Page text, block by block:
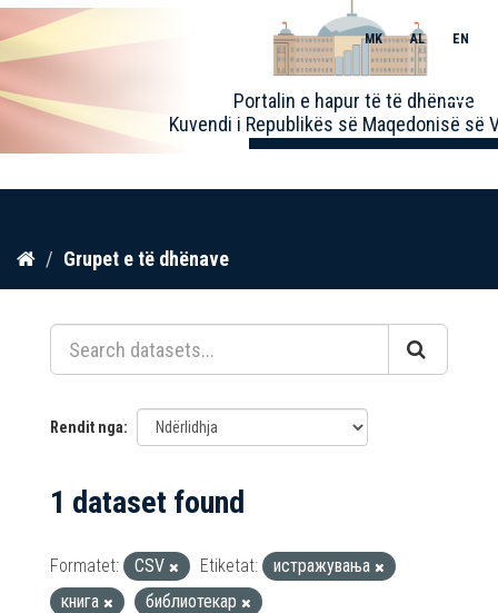
Kalo
përmbajtja
Portalin e hapur të të dhënave
Kuvendi i Republikës së Maqedonisë së
MK AL EN
Toggle
Grupet e të dhënave
Rendit nga
1 dataset found
Formatet: CSV Etiketat:
истражувања
книга
библиотекар